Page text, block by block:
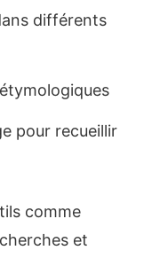
différents
pour recueillir
comme
et